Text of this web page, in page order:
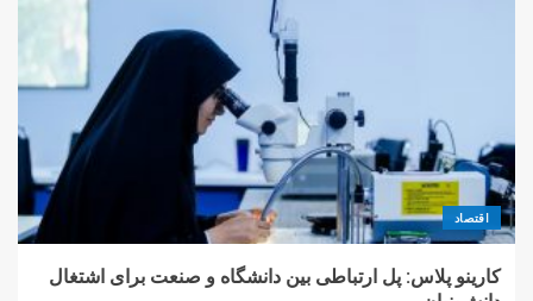
اقتصاد
کارینو پلاس: پل ارتباطی بین دانشگاه و صنعت برای اشتغال